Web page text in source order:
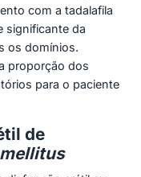
com a tadalafila
significante da
os domínios.
proporção dos
para o paciente
de
mellitus